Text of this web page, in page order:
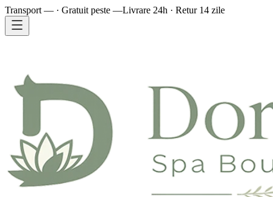
Transport — · Gratuit peste —Livrare 24h · Retur 14 zile